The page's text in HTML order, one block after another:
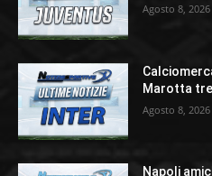
Agosto 8, 2026
Marotta
Agosto 8, 2026
Napoli